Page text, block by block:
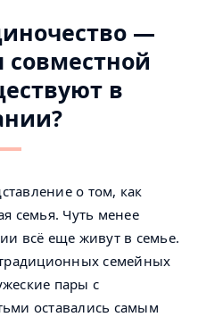
—
в
о том, как
семья. Чуть менее
всё еще живут в семье.
семейных
пары с
оставались самым